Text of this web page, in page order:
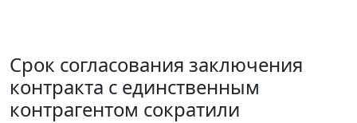
Срок согласования заключения
контракта с единственным
контрагентом сократили